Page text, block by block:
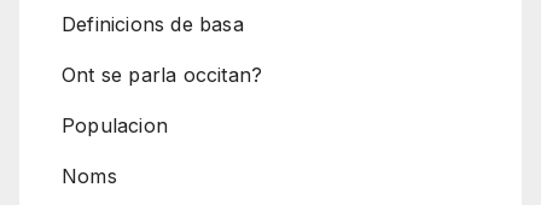
Definicions de basa
Ont se parla occitan?
Populacion
Noms